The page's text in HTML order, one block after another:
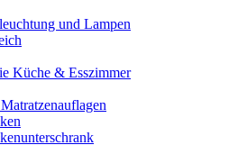
und Lampen
Küche & Esszimmer